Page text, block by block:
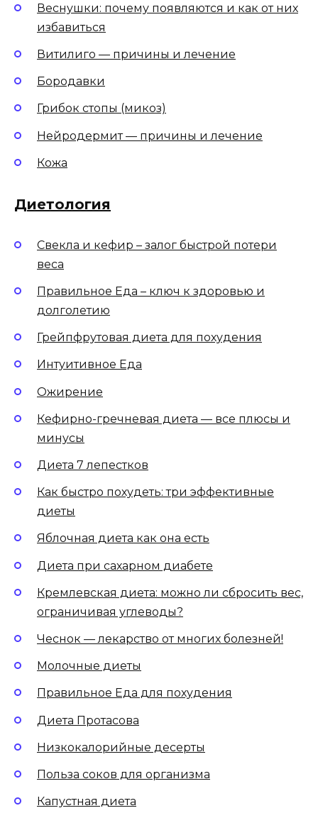
Веснушки: почему появляются и как от них
избавиться
Витилиго — причины и лечение
Бородавки
Грибок стопы (микоз)
Нейродермит — причины и лечение
Кожа
Диетология
Свекла и кефир – залог быстрой потери
веса
Правильное Еда – ключ к здоровью и
долголетию
Грейпфрутовая диета для похудения
Интуитивное Еда
Ожирение
Кефирно-гречневая диета — все плюсы и
минусы
Диета 7 лепестков
Как быстро похудеть: три эффективные
диеты
Яблочная диета как она есть
Диета при сахарном диабете
Кремлевская диета: можно ли сбросить вес,
ограничивая углеводы?
Чеснок — лекарство от многих болезней!
Молочные диеты
Правильное Еда для похудения
Диета Протасова
Низкокалорийные десерты
Польза соков для организма
Капустная диета